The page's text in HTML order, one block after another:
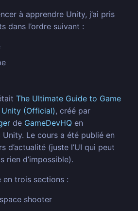
à apprendre Unity, j’ai pris
dans l’ordre suivant :
The Ultimate Guide to Game
(Official), créé par
de GameDevHQ en
Le cours a été publié en
d’actualité (juste l’UI qui peut
rien d’impossible).
en trois sections :
shooter